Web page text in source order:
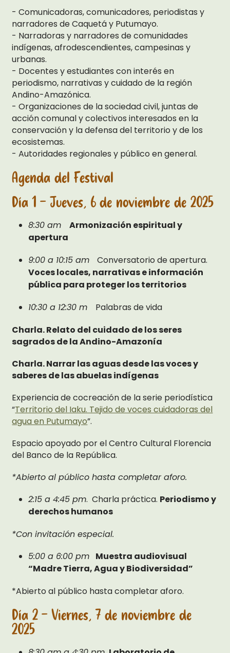
- Comunicadoras, comunicadores, periodistas y
narradores de Caquetá y Putumayo.
- Narradoras y narradores de comunidades
indígenas, afrodescendientes, campesinas y
urbanas.
- Docentes y estudiantes con interés en
periodismo, narrativas y cuidado de la región
Andino-Amazónica.
- Organizaciones de la sociedad civil, juntas de
acción comunal y colectivos interesados en la
conservación y la defensa del territorio y de los
ecosistemas.
- Autoridades regionales y público en general.
Agenda del Festival
Día 1 - Jueves, 6 de noviembre de 2025
8:30 am
Armonización espiritual y
apertura
9:00 a 10:15 amConversatorio de apertura.
Voces locales, narrativas e información
pública para proteger los territorios
10:30 a 12:30 m Palabras de vida
Charla. Relato del cuidado de los seres
sagrados de la Andino-Amazonía
Charla. Narrar las aguas desde las voces y
saberes de las abuelas indígenas
Experiencia de cocreación de la serie periodística
“Territorio del Iaku. Tejido de voces cuidadoras del
agua en Putumayo”.
Espacio apoyado por el Centro Cultural Florencia
del Banco de la República.
*Abierto al público hasta completar aforo.
2:15 a 4:45 pm. Charla práctica. Periodismo y
derechos humanos
*Con invitación especial.
5:00 a 6:00 pm Muestra audiovisual
“Madre Tierra, Agua y Biodiversidad”
*Abierto al público hasta completar aforo.
Día 2 - Viernes, 7 de noviembre de
2025